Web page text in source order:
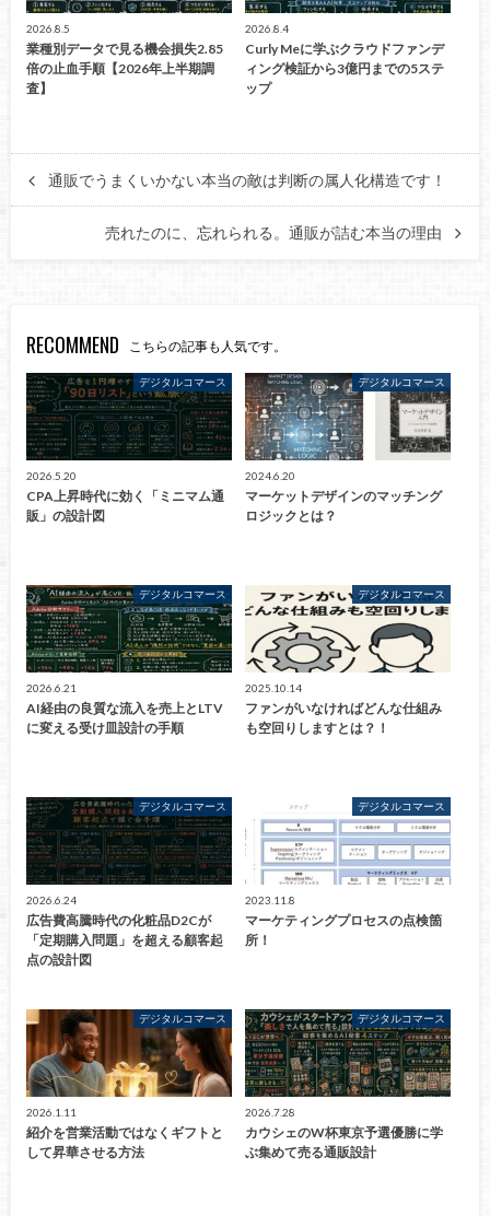
2026.8.5
業種別データで見る機会損失2.85
倍の止血手順【2026年上半期調
査】
2026.8.4
Curly Meに学ぶクラウドファンデ
ィング検証から3億円までの5ステ
ップ
通販でうまくいかない本当の敵は判断の属人化構造です！
売れたのに、忘れられる。通販が詰む本当の理由
RECOMMEND こちらの記事も人気です。
デジタルコマース
2026.5.20
CPA上昇時代に効く「ミニマム通
販」の設計図
デジタルコマース
2024.6.20
マーケットデザインのマッチング
ロジックとは？
デジタルコマース
2026.6.21
AI経由の良質な流入を売上とLTV
に変える受け皿設計の手順
デジタルコマース
2025.10.14
ファンがいなければどんな仕組み
も空回りしますとは？！
デジタルコマース
2026.6.24
広告費高騰時代の化粧品D2Cが
「定期購入問題」を超える顧客起
点の設計図
デジタルコマース
2023.11.8
マーケティングプロセスの点検箇
所！
デジタルコマース
2026.1.11
紹介を営業活動ではなくギフトと
して昇華させる方法
デジタルコマース
2026.7.28
カウシェのW杯東京予選優勝に学
ぶ集めて売る通販設計